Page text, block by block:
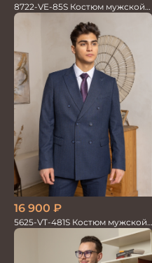
8722-VE-85S Костюм мужской
двойка
16 900 ₽
5625-VT-481S Костюм мужской
двойка